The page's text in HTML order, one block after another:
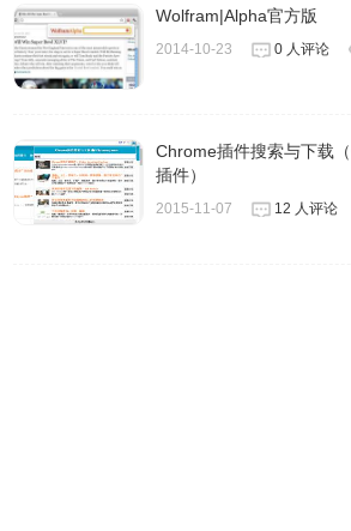
Tags、Domains 、Misc 等进阶选项，
历史记录或 Memex 选单中，你还可以
签，也就是 Tags 过滤器。以后只要输
Wolfram|Alpha官方版
2014-10-23 0 人评论
Chrome插件搜索与下载
插件）
2015-11-07 12 人评论